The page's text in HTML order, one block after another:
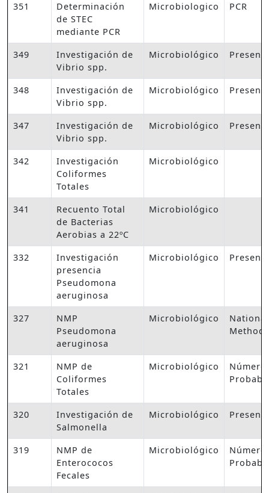
351
Determinación
de STEC
mediante PCR
Microbiologico PCR
349
Investigación de
Vibrio spp.
Microbiológico
348
Investigación de
Vibrio spp.
Microbiológico
347
Investigación de
Vibrio spp.
Microbiológico
342
Investigación
Coliformes
Totales
Microbiológico
341
Recuento Total
de Bacterias
Aerobias a 22ºC
Microbiológico
332
Investigación
presencia
Pseudomona
aeruginosa
Microbiológico
327
NMP
Pseudomona
aeruginosa
Microbiológico
Method,
321
NMP de
Coliformes
Totales
Microbiológico
Número
320
Investigación de
Salmonella
Microbiológico
319
NMP de
Enterococos
Fecales
Microbiológico
Número